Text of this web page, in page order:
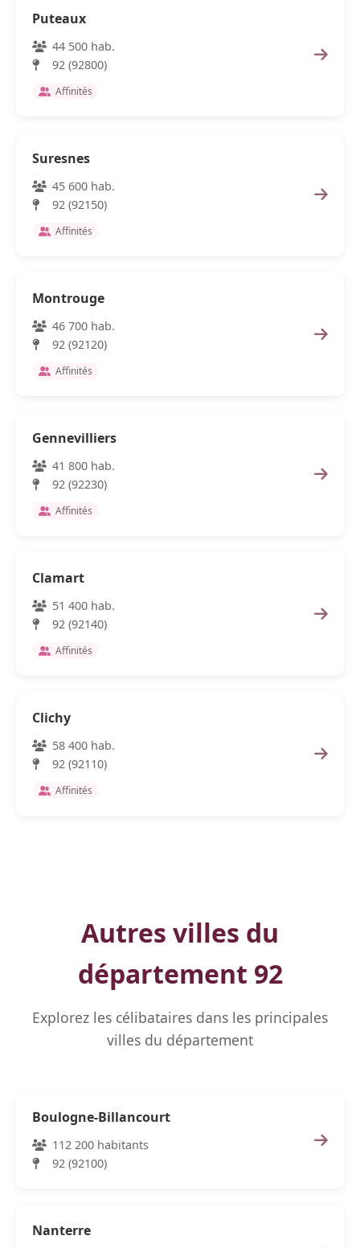
Puteaux
44 500 hab.
92 (92800)
Affinités
Suresnes
45 600 hab.
92 (92150)
Affinités
Montrouge
46 700 hab.
92 (92120)
Affinités
Gennevilliers
41 800 hab.
92 (92230)
Affinités
Clamart
51 400 hab.
92 (92140)
Affinités
Clichy
58 400 hab.
92 (92110)
Affinités
Autres villes du
département 92
Explorez les célibataires dans les principales
villes du département
Boulogne-Billancourt
112 200 habitants
92 (92100)
Nanterre